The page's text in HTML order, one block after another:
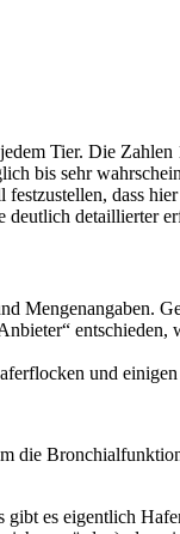
Tier. Die
bis sehr
dass
detaillierter
Mengenangaben.
und
die
es eigentlich